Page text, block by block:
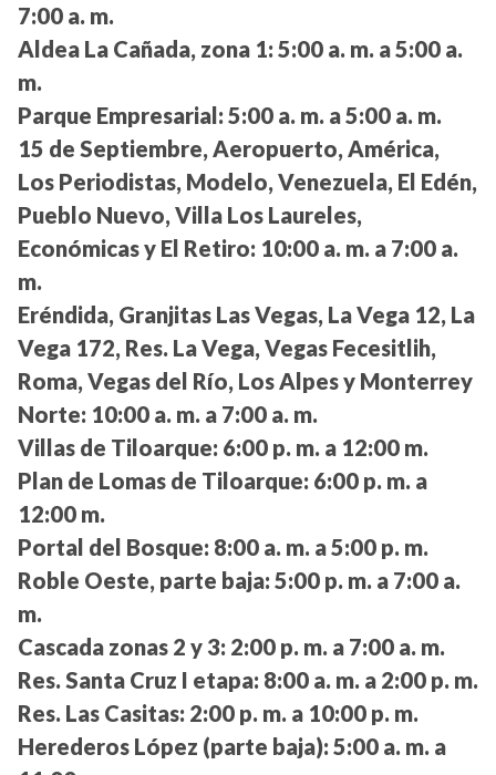
7:00 a. m.
Aldea La Cañada, zona 1: 5:00 a. m. a 5:00 a.
m.
Parque Empresarial: 5:00 a. m. a 5:00 a. m.
15 de Septiembre, Aeropuerto, América,
Los Periodistas, Modelo, Venezuela, El Edén,
Pueblo Nuevo, Villa Los Laureles,
Económicas y El Retiro: 10:00 a. m. a 7:00 a.
m.
Eréndida, Granjitas Las Vegas, La Vega 12, La
Vega 172, Res. La Vega, Vegas Fecesitlih,
Roma, Vegas del Río, Los Alpes y Monterrey
Norte: 10:00 a. m. a 7:00 a. m.
Villas de Tiloarque: 6:00 p. m. a 12:00 m.
Plan de Lomas de Tiloarque: 6:00 p. m. a
12:00 m.
Portal del Bosque: 8:00 a. m. a 5:00 p. m.
Roble Oeste, parte baja: 5:00 p. m. a 7:00 a.
m.
Cascada zonas 2 y 3: 2:00 p. m. a 7:00 a. m.
Res. Santa Cruz I etapa: 8:00 a. m. a 2:00 p. m.
Res. Las Casitas: 2:00 p. m. a 10:00 p. m.
Herederos López (parte baja): 5:00 a. m. a